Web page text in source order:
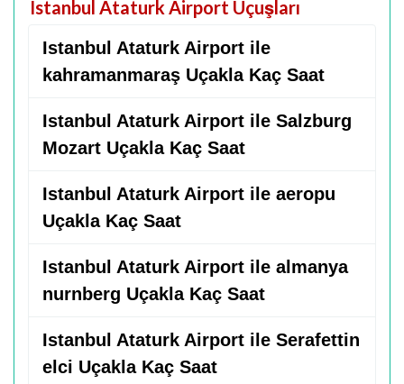
Istanbul Ataturk Airport Uçuşları
Istanbul Ataturk Airport ile
kahramanmaraş Uçakla Kaç Saat
Istanbul Ataturk Airport ile Salzburg
Mozart Uçakla Kaç Saat
Istanbul Ataturk Airport ile aeropu
Uçakla Kaç Saat
Istanbul Ataturk Airport ile almanya
nurnberg Uçakla Kaç Saat
Istanbul Ataturk Airport ile Serafettin
elci Uçakla Kaç Saat